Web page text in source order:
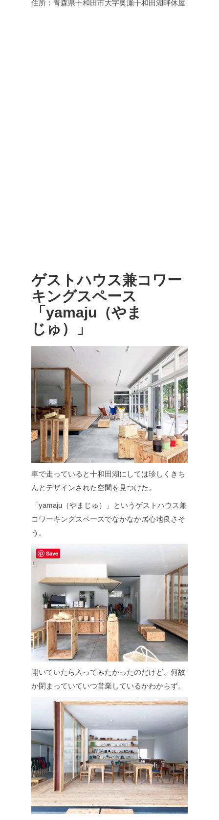
住所：青森県十和田市大字奥瀬十和田湖畔休屋
ゲストハウス兼コワー
キングスペース
「yamaju（やま
じゅ）」
車で走っていると十和田湖にしては珍しくきち
んとデザインされた空間を見つけた。
「yamaju（やまじゅ）」というゲストハウス兼
コワーキングスペースでなかなか居心地良さそ
う。
開いていたら入ってみたかったのだけど、何故
か閉まっていていつ営業しているかわからず。
Save